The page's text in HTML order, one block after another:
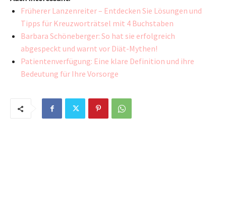
Früherer Lanzenreiter – Entdecken Sie Lösungen und
Tipps für Kreuzworträtsel mit 4 Buchstaben
Barbara Schöneberger: So hat sie erfolgreich
abgespeckt und warnt vor Diät-Mythen!
Patientenverfügung: Eine klare Definition und ihre
Bedeutung für Ihre Vorsorge